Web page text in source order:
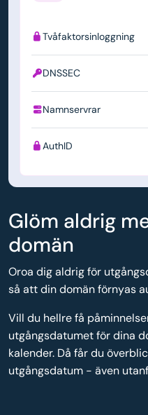
Tvåfaktorsinloggning
DNSSEC
Namnservrar
AuthID
Glöm aldrig
domän
Oroa dig aldrig för
så att din domän förnyas
Vill du hellre få
utgångsdatumet för dina
kalender. Då får du
utgångsdatum - även